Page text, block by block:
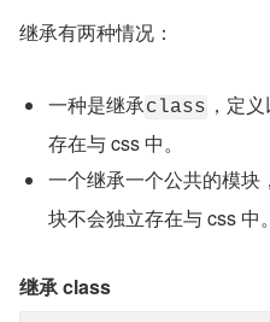
继承有两种情况：
一种是继承class ，定
存在与 css 中。
一个继承一个公共的模块
块不会独立存在与 css 中。
继承 class